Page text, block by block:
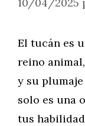
El tucán es
reino
y su
solo es una
tus